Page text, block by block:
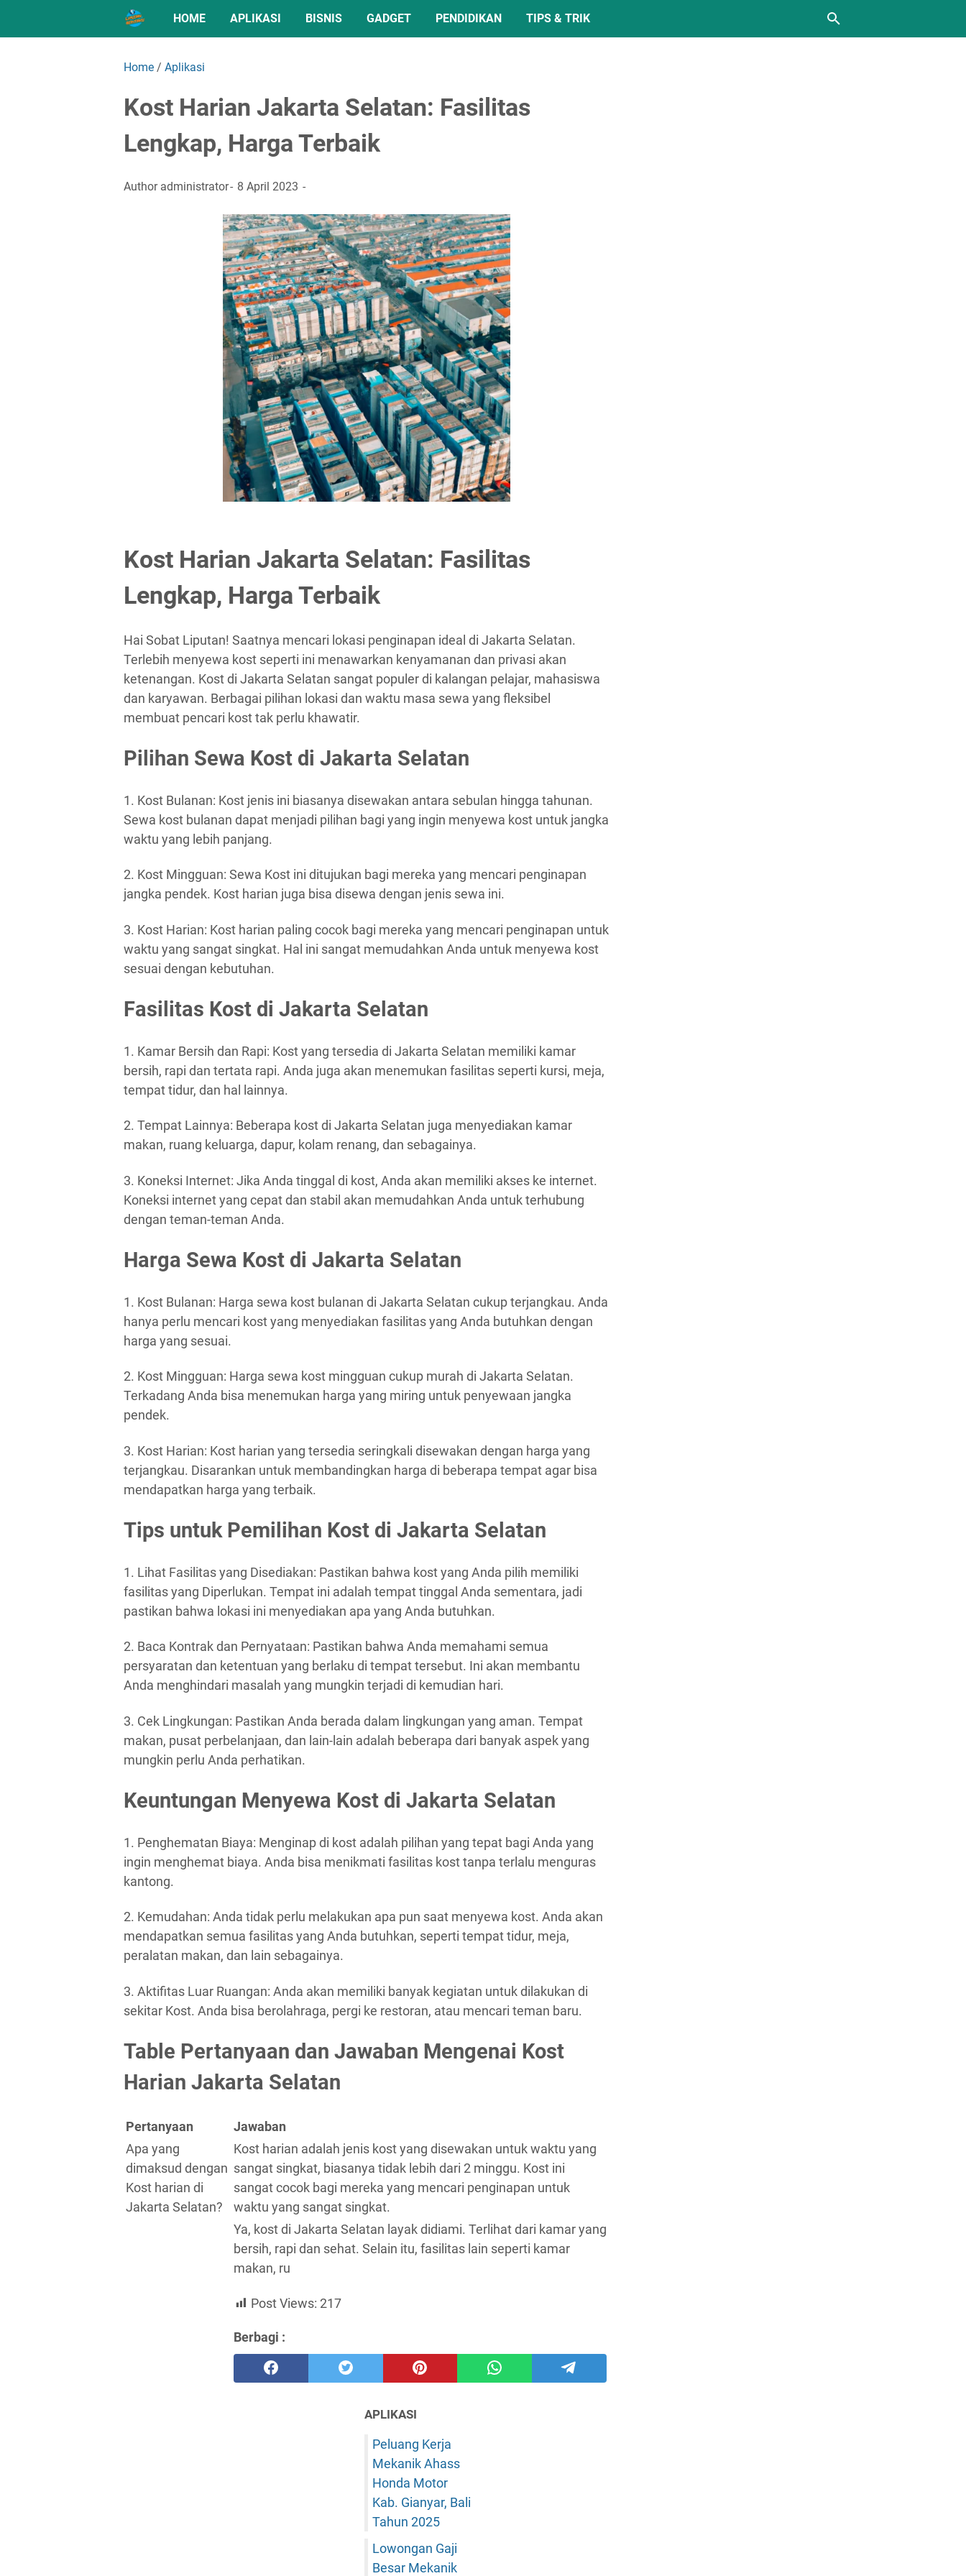
HOME APLIKASI BISNIS GADGET PENDIDIKAN TIPS & TRIK
Home / Aplikasi
Kost Harian Jakarta Selatan: Fasilitas
Lengkap, Harga Terbaik
Author administrator 8 April 2023
Kost Harian Jakarta Selatan: Fasilitas
Lengkap, Harga Terbaik
Hai Sobat Liputan! Saatnya mencari lokasi penginapan ideal di Jakarta Selatan.
Terlebih menyewa kost seperti ini menawarkan kenyamanan dan privasi akan
ketenangan. Kost di Jakarta Selatan sangat populer di kalangan pelajar, mahasiswa
dan karyawan. Berbagai pilihan lokasi dan waktu masa sewa yang fleksibel
membuat pencari kost tak perlu khawatir.
Pilihan Sewa Kost di Jakarta Selatan
1. Kost Bulanan: Kost jenis ini biasanya disewakan antara sebulan hingga tahunan.
Sewa kost bulanan dapat menjadi pilihan bagi yang ingin menyewa kost untuk jangka
waktu yang lebih panjang.
2. Kost Mingguan: Sewa Kost ini ditujukan bagi mereka yang mencari penginapan
jangka pendek. Kost harian juga bisa disewa dengan jenis sewa ini.
3. Kost Harian: Kost harian paling cocok bagi mereka yang mencari penginapan untuk
waktu yang sangat singkat. Hal ini sangat memudahkan Anda untuk menyewa kost
sesuai dengan kebutuhan.
Fasilitas Kost di Jakarta Selatan
1. Kamar Bersih dan Rapi: Kost yang tersedia di Jakarta Selatan memiliki kamar
bersih, rapi dan tertata rapi. Anda juga akan menemukan fasilitas seperti kursi, meja,
tempat tidur, dan hal lainnya.
2. Tempat Lainnya: Beberapa kost di Jakarta Selatan juga menyediakan kamar
makan, ruang keluarga, dapur, kolam renang, dan sebagainya.
3. Koneksi Internet: Jika Anda tinggal di kost, Anda akan memiliki akses ke internet.
Koneksi internet yang cepat dan stabil akan memudahkan Anda untuk terhubung
dengan teman-teman Anda.
Harga Sewa Kost di Jakarta Selatan
1. Kost Bulanan: Harga sewa kost bulanan di Jakarta Selatan cukup terjangkau. Anda
hanya perlu mencari kost yang menyediakan fasilitas yang Anda butuhkan dengan
harga yang sesuai.
2. Kost Mingguan: Harga sewa kost mingguan cukup murah di Jakarta Selatan.
Terkadang Anda bisa menemukan harga yang miring untuk penyewaan jangka
pendek.
3. Kost Harian: Kost harian yang tersedia seringkali disewakan dengan harga yang
terjangkau. Disarankan untuk membandingkan harga di beberapa tempat agar bisa
mendapatkan harga yang terbaik.
Tips untuk Pemilihan Kost di Jakarta Selatan
1. Lihat Fasilitas yang Disediakan: Pastikan bahwa kost yang Anda pilih memiliki
fasilitas yang Diperlukan. Tempat ini adalah tempat tinggal Anda sementara, jadi
pastikan bahwa lokasi ini menyediakan apa yang Anda butuhkan.
2. Baca Kontrak dan Pernyataan: Pastikan bahwa Anda memahami semua
persyaratan dan ketentuan yang berlaku di tempat tersebut. Ini akan membantu
Anda menghindari masalah yang mungkin terjadi di kemudian hari.
3. Cek Lingkungan: Pastikan Anda berada dalam lingkungan yang aman. Tempat
makan, pusat perbelanjaan, dan lain-lain adalah beberapa dari banyak aspek yang
mungkin perlu Anda perhatikan.
Keuntungan Menyewa Kost di Jakarta Selatan
1. Penghematan Biaya: Menginap di kost adalah pilihan yang tepat bagi Anda yang
ingin menghemat biaya. Anda bisa menikmati fasilitas kost tanpa terlalu menguras
kantong.
2. Kemudahan: Anda tidak perlu melakukan apa pun saat menyewa kost. Anda akan
mendapatkan semua fasilitas yang Anda butuhkan, seperti tempat tidur, meja,
peralatan makan, dan lain sebagainya.
3. Aktifitas Luar Ruangan: Anda akan memiliki banyak kegiatan untuk dilakukan di
sekitar Kost. Anda bisa berolahraga, pergi ke restoran, atau mencari teman baru.
Table Pertanyaan dan Jawaban Mengenai Kost
Harian Jakarta Selatan
Pertanyaan
Jawaban
Apa yang
dimaksud dengan
Kost harian di
Jakarta Selatan?
Kost harian adalah jenis kost yang disewakan untuk waktu yang
sangat singkat, biasanya tidak lebih dari 2 minggu. Kost ini
sangat cocok bagi mereka yang mencari penginapan untuk
waktu yang sangat singkat.
Ya, kost di Jakarta Selatan layak didiami. Terlihat dari kamar yang
bersih, rapi dan sehat. Selain itu, fasilitas lain seperti kamar
makan, ru
Post Views: 217
Berbagi :
APLIKASI
Peluang Kerja
Mekanik Ahass
Honda Motor
Kab. Gianyar, Bali
Tahun 2025
Lowongan Gaji
Besar Mekanik